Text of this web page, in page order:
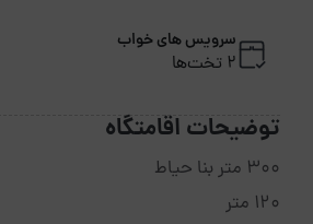
سرویس های خواب
2 تخت‌ها
توضیحات اقامتگاه
300 متر بنا حیاط
120 متر